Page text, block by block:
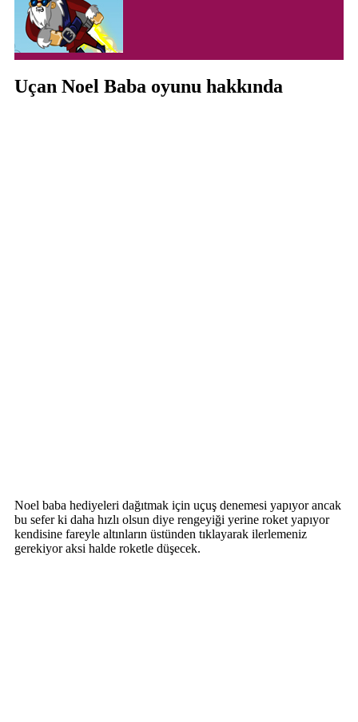
Uçan Noel Baba oyunu hakkında
Noel baba hediyeleri dağıtmak için uçuş denemesi yapıyor ancak
bu sefer ki daha hızlı olsun diye rengeyiği yerine roket yapıyor
kendisine fareyle altınların üstünden tıklayarak ilerlemeniz
gerekiyor aksi halde roketle düşecek.